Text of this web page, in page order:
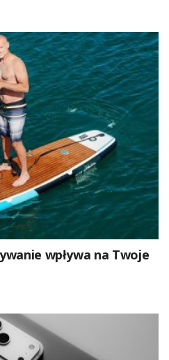
wpływa na Twoje